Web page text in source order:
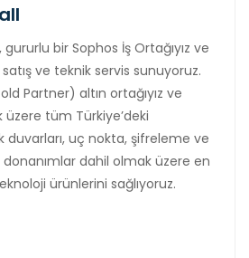
gururlu bir Sophos İş Ortağıyız ve
ve teknik servis sunuyoruz.
Partner) altın ortağıyız ve
tüm Türkiye’deki
uç nokta, şifreleme ve
donanımlar dahil olmak üzere en
ürünlerini sağlıyoruz.